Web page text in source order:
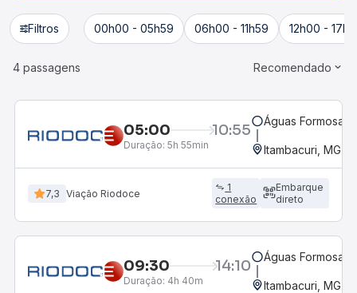
Filtros 00h00 - 05h59 06h00 - 11h59 12h00 -
4 passagens Recomendado
05:00 10:55
Duração: 5h 55min
Águas Formosas,
Itambacuri, MG
7,3 Viação Riodoce
1
conexão
Embarque
direto
09:30 14:10
Duração: 4h 40m
Águas Formosas,
Itambacuri, MG